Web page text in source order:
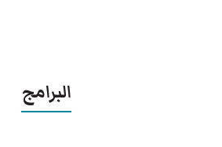
البرامج